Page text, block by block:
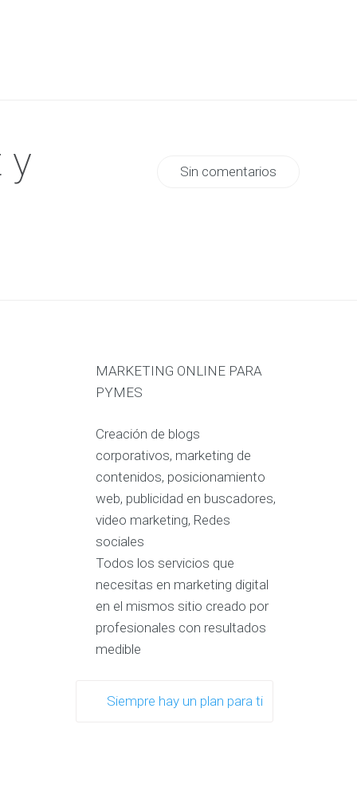
y
Sin comentarios
MARKETING ONLINE PARA
PYMES
Creación de blogs
corporativos, marketing de
contenidos, posicionamiento
web, publicidad en buscadores,
video marketing, Redes
sociales
Todos los servicios que
necesitas en marketing digital
en el mismos sitio creado por
profesionales con resultados
medible
Siempre hay un plan para ti